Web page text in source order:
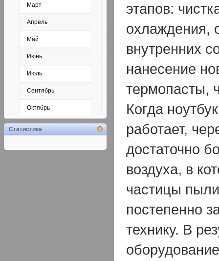
этапов:
охлаждения,
внутренних
нанесение
термопасты,
Когда
работает,
достаточно
воздуха, в
частицы
постепенно
технику. В
Март
Апрель
Май
Июнь
Июль
Сентябрь
Октябрь
Статистика